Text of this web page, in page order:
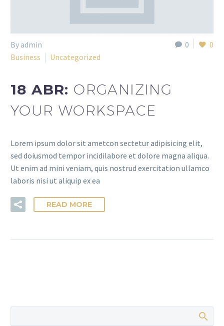
0 0
By admin
Business
Uncategorized
18 ABR: ORGANIZING
YOUR WORKSPACE
Lorem ipsum dolor sit ametcon sectetur adipisicing elit,
sed doiusmod tempor incidilabore et dolore magna aliqua.
Ut enim ad mini veniam, quis nostrud exercitation ullamco
laboris nisi ut aliquip ex ea
READ MORE